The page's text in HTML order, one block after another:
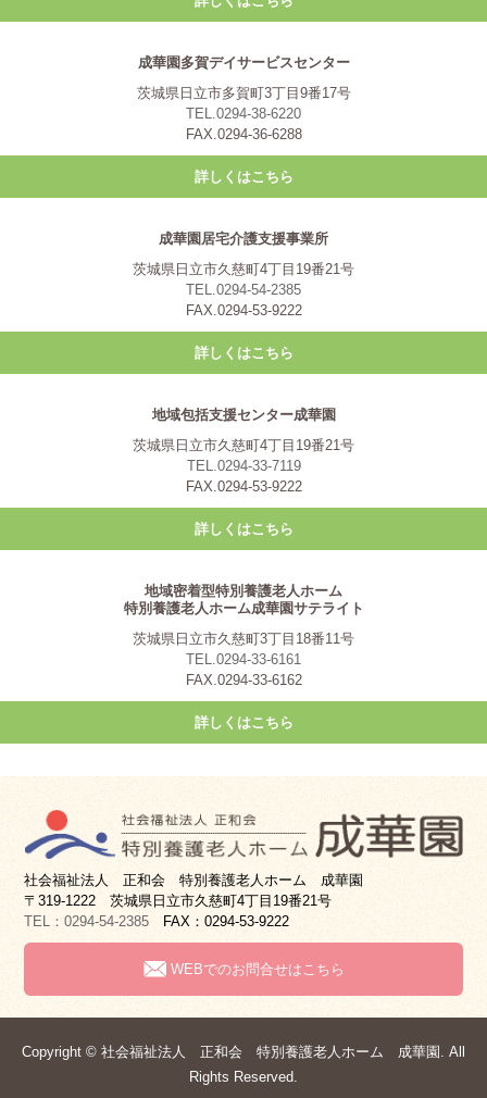
成華園多賀デイサービスセンター
茨城県日立市多賀町3丁目9番17号
TEL.0294-38-6220
FAX.0294-36-6288
詳しくはこちら
成華園居宅介護支援事業所
茨城県日立市久慈町4丁目19番21号
TEL.0294-54-2385
FAX.0294-53-9222
詳しくはこちら
地域包括支援センター成華園
茨城県日立市久慈町4丁目19番21号
TEL.0294-33-7119
FAX.0294-53-9222
詳しくはこちら
地域密着型特別養護老人ホーム
特別養護老人ホーム成華園サテライト
茨城県日立市久慈町3丁目18番11号
TEL.0294-33-6161
FAX.0294-33-6162
詳しくはこちら
社会福祉法人 正和会 特別養護老人ホーム 成華園
〒319-1222 茨城県日立市久慈町4丁目19番21号
TEL：0294-54-2385 FAX：0294-53-9222
WEBでのお問合せはこちら
Copyright © 社会福祉法人 正和会 特別養護老人ホーム 成華園. All
Rights Reserved.